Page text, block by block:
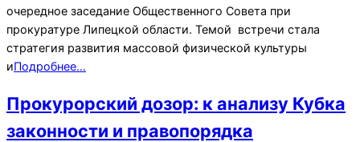
очередное заседание Общественного Совета при
прокуратуре Липецкой области. Темой встречи стала
стратегия развития массовой физической культуры
иПодробнее…
Прокурорский дозор: к анализу Кубка
законности и правопорядка